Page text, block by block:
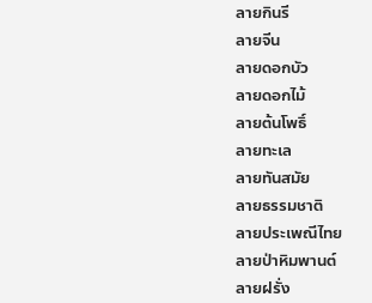
ลายกินรี
ลายจีน
ลายดอกบัว
ลายดอกไม้
ลายต้นโพธิ์
ลายทะเล
ลายทันสมัย
ลายธรรมชาติ
ลายประเพณีไทย
ลายป่าหิมพานต์
ลายฝรั่ง